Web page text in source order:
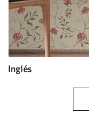
Inglés